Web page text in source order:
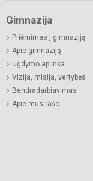
Gimnazija
Priėmimas į gimnaziją
Apie gimnaziją
Ugdymo aplinka
Vizija, misija, vertybės
Bendradarbiavimas
Apie mus rašo